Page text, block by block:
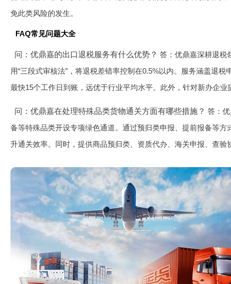
免此类风险的发生。
FAQ常见问题大全
问：优鼎嘉的出口退税服务有什么优势？ 答：优鼎嘉深耕退税
用“三段式审核法”，将退税差错率控制在0.5%以内。服务涵盖退
最快15个工作日到账，远优于行业平均水平。此外，针对新办企
问：优鼎嘉在处理特殊品类货物通关方面有哪些措施？ 答：
备等特殊品类开设专项绿色通道。通过预归类申报、提前报备等
升通关效率。同时，提供商品预归类、资质代办、海关申报、查验